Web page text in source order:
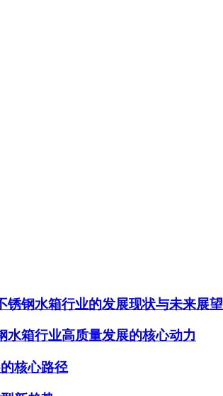
钢水箱行业的发展现状与未来展望
箱行业高质量发展的核心动力
核心路径